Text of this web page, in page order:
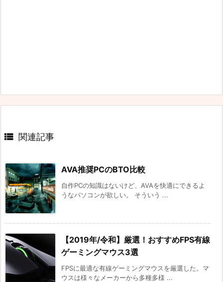
 関連記事
AVA推奨PCのBTO比較
自作PCの知識はないけど、AVAを快適にできるよ
うなパソコンが欲しい。 そういう ...
【2019年/令和】厳選！おすすめFPS有線
ゲーミングマウス3選
FPSに最適な有線ゲーミングマウスを厳選した。マ
ウスは様々なメーカーから多種多様 ...